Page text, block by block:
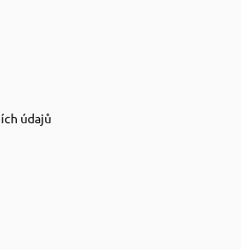
údajů